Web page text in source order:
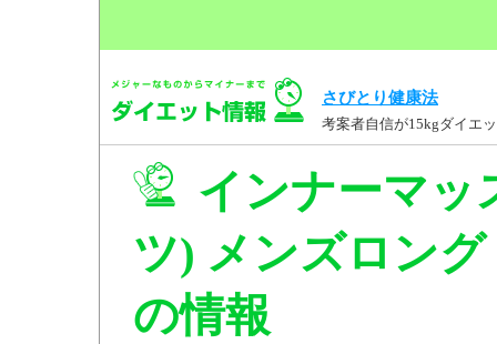
さびとり健康法
考案者自信が15kgダイエ
インナーマッ
ツ) メンズロン
の情報